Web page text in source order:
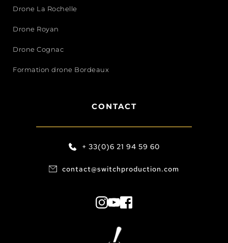
Drone La Rochelle
Drone Royan
Drone Cognac
Formation drone Bordeaux
CONTACT
+ 33(0)6 21 94 59 60
contact@switchproduction.com